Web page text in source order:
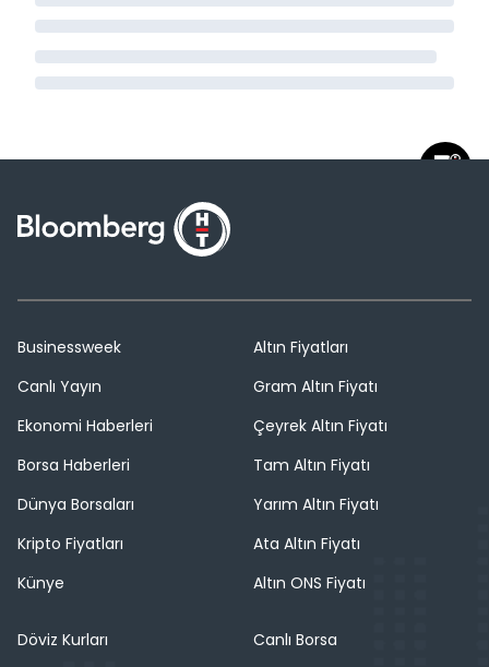
Businessweek
Canlı Yayın
Ekonomi Haberleri
Borsa Haberleri
Dünya Borsaları
Kripto Fiyatları
Künye
Altın Fiyatları
Gram Altın Fiyatı
Çeyrek Altın Fiyatı
Tam Altın Fiyatı
Yarım Altın Fiyatı
Ata Altın Fiyatı
Altın ONS Fiyatı
Döviz Kurları
Canlı Borsa